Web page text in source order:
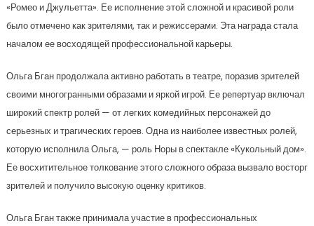
«Ромео и Джульетта». Ее исполнение этой сложной и красивой роли
было отмечено как зрителями, так и режиссерами. Эта награда стала
началом ее восходящей профессиональной карьеры.
Ольга Бган продолжала активно работать в театре, поразив зрителей
своими многогранными образами и яркой игрой. Ее репертуар включал
широкий спектр ролей — от легких комедийных персонажей до
серьезных и трагических героев. Одна из наиболее известных ролей,
которую исполнила Ольга, — роль Норы в спектакле «Кукольный дом».
Ее восхитительное толкование этого сложного образа вызвало восторг
зрителей и получило высокую оценку критиков.
Ольга Бган также принимала участие в профессиональных